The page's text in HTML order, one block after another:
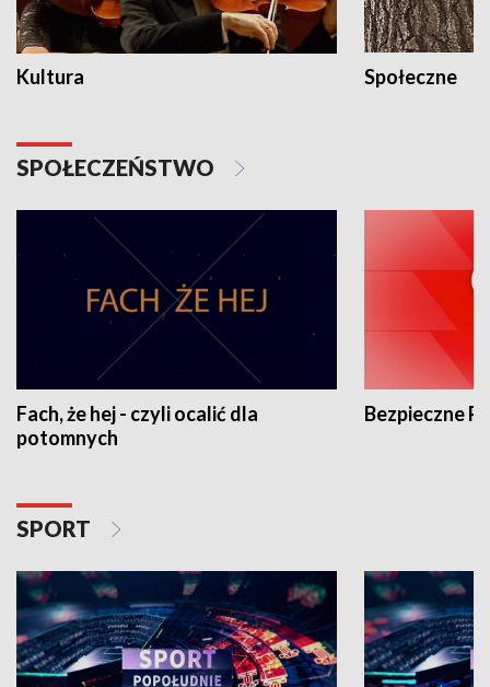
Kultura Społeczne
SPOŁECZEŃSTWO
Fach, że hej - czyli ocalić dla
potomnych
Bezpieczne
SPORT